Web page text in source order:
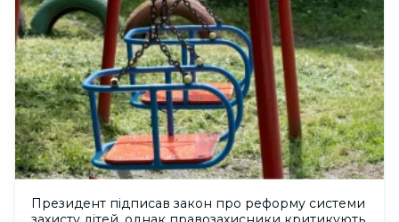
Президент підписав закон про реформу системи